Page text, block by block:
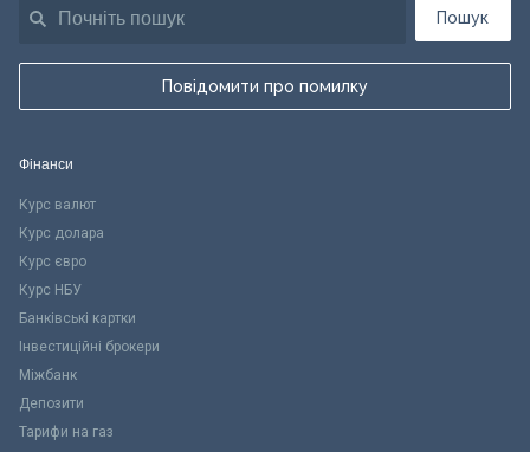
Пошук
Повідомити про помилку
Фінанси
Курс валют
Курс долара
Курс євро
Курс НБУ
Банківські картки
Інвестиційні брокери
Міжбанк
Депозити
Тарифи на газ